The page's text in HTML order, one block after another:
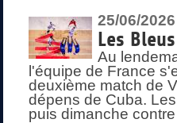
25/06/2026
Les
Au
l'équipe de France
deuxième match de
dépens de Cuba.
puis dimanche